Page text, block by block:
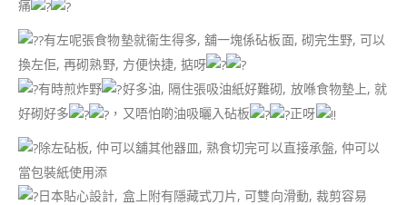
痛
有左呢張食物墊就衞生得多, 舖一塊係砧板面, 砌完生野, 可以
換左佢, 再砌熟野, 方便快捷, 掂呀
有時煎炸野
好多油, 隔住張吸油紙好難砌, 放喺食物墊上, 就
好砌好多
，又唔怕啲油吸曬入砧板
正呀
除左砧板, 仲可以舖其他器皿, 熟食切完可以直接承盤, 仲可以
當包裝紙使用添
日本貼心設計, 盒上附有隱藏式刀片, 可雙向滑動, 裁剪容易